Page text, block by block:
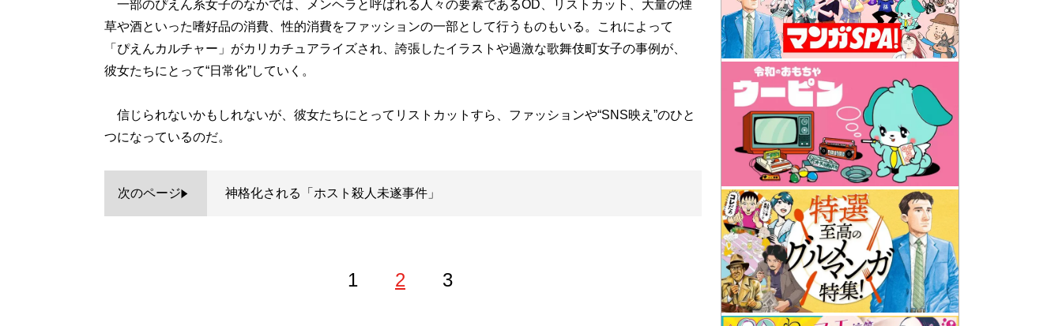
一部のぴえん系女子のなかでは、メンヘラと呼ばれる人々の要素であるOD、リストカット、大量の煙
草や酒といった嗜好品の消費、性的消費をファッションの一部として行うものもいる。これによって
「ぴえんカルチャー」がカリカチュアライズされ、誇張したイラストや過激な歌舞伎町女子の事例が、
彼女たちにとって“日常化”していく。
信じられないかもしれないが、彼女たちにとってリストカットすら、ファッションや“SNS映え”のひと
つになっているのだ。
次のページ 神格化される「ホスト殺人未遂事件」
1 2 3